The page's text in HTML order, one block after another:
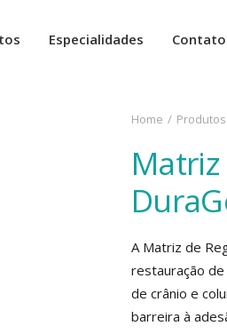
Especialidades Contato
Home Produtos
A Matriz de
restauração
de crânio e
barreira à